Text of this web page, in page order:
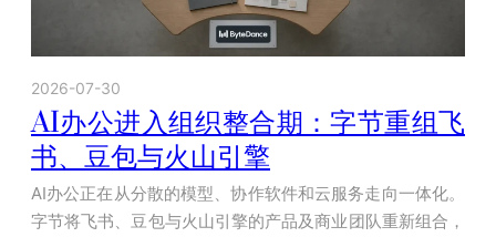
2026-07-30
AI办公进入组织整合期：字节重组飞
书、豆包与火山引擎
AI办公正在从分散的模型、协作软件和云服务走向一体化。
字节将飞书、豆包与火山引擎的产品及商业团队重新组合，